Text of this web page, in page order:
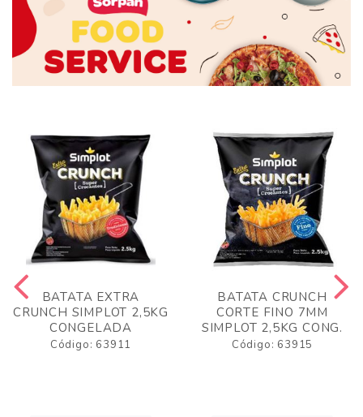
BATATA EXTRA
CRUNCH SIMPLOT 2,5KG
CONGELADA
Código: 63911
BATATA CRUNCH
CORTE FINO 7MM
SIMPLOT 2,5KG CONG.
Código: 63915